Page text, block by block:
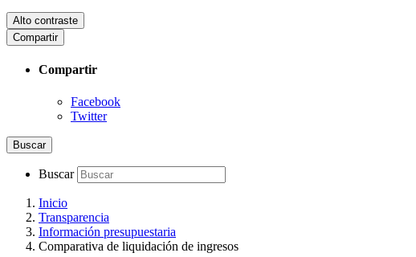
Alto contraste
Compartir
Compartir
Facebook
Twitter
Buscar
Buscar
Inicio
Transparencia
Información presupuestaria
Comparativa de liquidación de ingresos